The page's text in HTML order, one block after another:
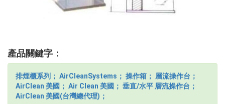
產品關鍵字：
排煙櫃系列； AirCleanSystems； 操作箱； 層流操作台；
AirClean 美國； Air Clean 美國； 垂直/水平 層流操作台；
AirClean 美國(台灣總代理)；